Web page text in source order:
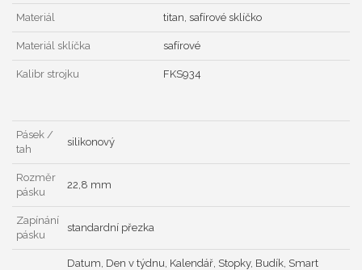
Materiál titan, safírové sklíčko
Materiál sklíčka safírové
Kalibr strojku FKS934
Pásek /
tah
silikonový
Rozměr
pásku
22,8 mm
Zapínání
pásku
standardní přezka
Datum, Den v týdnu, Kalendář, Stopky, Budík, Smart